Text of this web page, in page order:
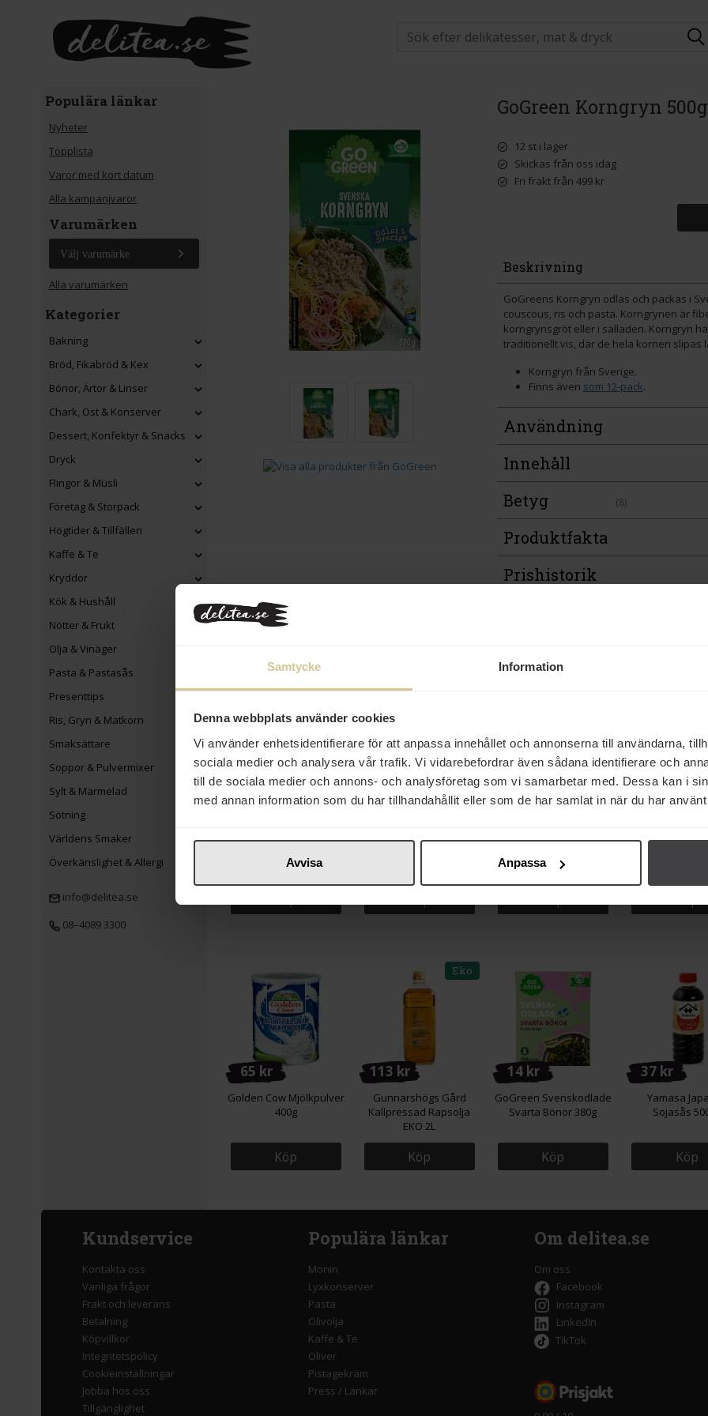
Samtycke Information
Denna webbplats använder cookies
Vi använder enhetsidentifierare för att anpassa innehållet och annonserna till användarna,
sociala medier och analysera vår trafik. Vi vidarebefordrar även sådana identifierare och
till de sociala medier och annons- och analysföretag som vi samarbetar med. Dessa kan i
med annan information som du har tillhandahållit eller som de har samlat in när du har
Avvisa Anpassa
Populära länkar
Nyheter
Topplista
Varor med kort datum
Alla kampanjvaror
Varumärken
Välj varumärke
Alla varumärken
Kategorier
Bakning
Bröd, Fikabröd & Kex
Bönor, Ärtor & Linser
Chark, Ost & Konserver
Dessert, Konfektyr & Snacks
Dryck
Flingor & Müsli
Företag & Storpack
Högtider & Tillfällen
Kaffe & Te
Kryddor
Kök & Hushåll
Nötter & Frukt
Olja & Vinäger
Pasta & Pastasås
Presenttips
Ris, Gryn & Matkorn
Smaksättare
Soppor & Pulvermixer
Sylt & Marmelad
Sötning
Världens Smaker
Överkänslighet & Allergi
info@delitea.se
08–4089 3300
GoGreen Korngryn 500g
12 st i lager
Skickas från oss idag
Fri frakt från 499 kr
Beskrivning
GoGreens Korngryn odlas och packas i
couscous, ris och pasta. Korngrynen är
korngrynsgröt eller i salladen. Korngryn
traditionellt vis, där de hela kornen slipas
Korngryn från Sverige.
Finns även som 12-pack.
Användning
Innehåll
Betyg
(8)
Produktfakta
Prishistorik
Andra köper även
Eko
Frebaco Svensk
Mathavre 400g
Saltå Kvarn
Garant Ekologiska Röda
Saltå Kvarn
65 kr
Golden Cow Mjölkpulver
400g
Köp
113 kr
Eko
Gunnarshögs Gård
Kallpressad Rapsolja
EKO 2L
Köp
14 kr
GoGreen Svenskodlade
Svarta Bönor 380g
Köp
37 kr
Yamasa
Sojasås
Köp
Kundservice
Kontakta oss
Vanliga frågor
Frakt och leverans
Betalning
Köpvillkor
Integritetspolicy
Cookieinställningar
Jobba hos oss
Tillgänglighet
Populära länkar
Monin
Lyxkonserver
Pasta
Olivolja
Kaffe & Te
Oliver
Pistagekräm
Press / Länkar
Om delitea.se
Om oss
Facebook
Instagram
LinkedIn
TikTok